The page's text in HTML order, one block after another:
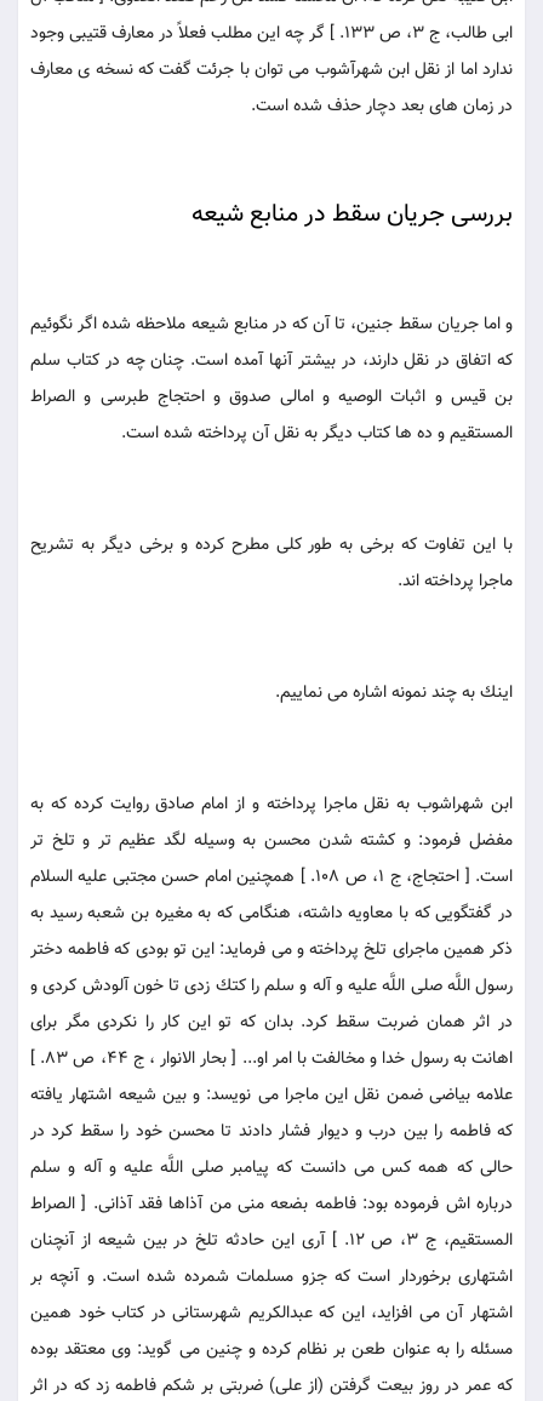
ابى طالب، ج 3، ص 133. ] گر چه اين مطلب فعلاً در معارف قتيبى وجود
ندارد اما از نقل ابن شهرآشوب مى توان با جرئت گفت كه نسخه ى معارف
در زمان هاى بعد دچار حذف شده است.
بررسى جريان سقط در منابع شيعه
و اما جريان سقط جنين، تا آن كه در منابع شيعه ملاحظه شده اگر نگوئيم
كه اتفاق در نقل دارند، در بيشتر آنها آمده است. چنان چه در كتاب سلم
بن قيس و اثبات الوصيه و امالى صدوق و احتجاج طبرسى و الصراط
المستقيم و ده ها كتاب ديگر به نقل آن پرداخته شده است.
با اين تفاوت كه برخى به طور كلى مطرح كرده و برخى ديگر به تشريح
ماجرا پرداخته اند.
اينك به چند نمونه اشاره مى نماييم.
ابن شهراشوب به نقل ماجرا پرداخته و از امام صادق روايت كرده كه به
مفضل فرمود: و كشته شدن محسن به وسيله لگد عظيم تر و تلخ تر
است. [ احتجاج، ج 1، ص 108. ] همچنين امام حسن مجتبى عليه السلام
در گفتگويى كه با معاويه داشته، هنگامى كه به مغيره بن شعبه رسيد به
ذكر همين ماجراى تلخ پرداخته و مى فرمايد: اين تو بودى كه فاطمه دختر
رسول اللَّه صلى اللَّه عليه و آله و سلم را كتك زدى تا خون آلودش كردى و
در اثر همان ضربت سقط كرد. بدان كه تو اين كار را نكردى مگر براى
اهانت به رسول خدا و مخالفت با امر او... [ بحار الانوار ، ج 44، ص 83. ]
علامه بياضى ضمن نقل اين ماجرا مى نويسد: و بين شيعه اشتهار يافته
كه فاطمه را بين درب و ديوار فشار دادند تا محسن خود را سقط كرد در
حالى كه همه كس مى دانست كه پيامبر صلى اللَّه عليه و آله و سلم
درباره اش فرموده بود: فاطمه بضعه منى من آذاها فقد آذانى. [ الصراط
المستقيم، ج 3، ص 12. ] آرى اين حادثه تلخ در بين شيعه از آنچنان
اشتهارى برخوردار است كه جزو مسلمات شمرده شده است. و آنچه بر
اشتهار آن مى افزايد، اين كه عبدالكريم شهرستانى در كتاب خود همين
مسئله را به عنوان طعن بر نظام كرده و چنين مى گويد: وى معتقد بوده
كه عمر در روز بيعت گرفتن (از على) ضربتى بر شكم فاطمه زد كه در اثر